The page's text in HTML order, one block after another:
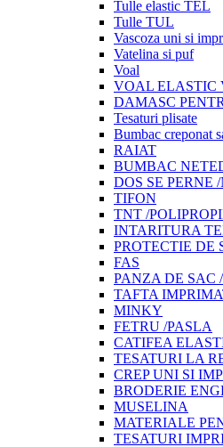
Tulle elastic TEL
Tulle TUL
Vascoza uni si
Vatelina si puf
Voal
VOAL ELASTIC
DAMASC
Tesaturi plisate
Bumbac creponat
RAIAT
BUMBAC
DOS SE PERNE
TIFON
TNT /
INTARITURA
PROTECTIE DE
FAS
PANZA DE SAC
TAFTA
MINKY
FETRU /PASLA
CATIFEA
TESATURI LA
CREP UNI SI
BRODERIE
MUSELINA
MATERIALE
TESATURI